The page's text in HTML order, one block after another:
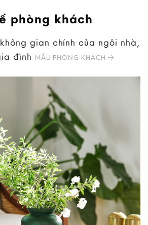
phòng khách
gian chính của ngôi nhà,
đình MẪU PHÒNG KHÁCH